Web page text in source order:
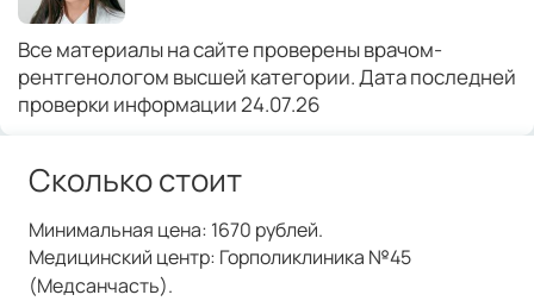
Все материалы на сайте проверены врачом-
рентгенологом высшей категории. Дата последней
проверки информации 24.07.26
Сколько стоит
Минимальная цена: 1670 рублей.
Медицинский центр: Горполиклиника №45
(Медсанчасть).